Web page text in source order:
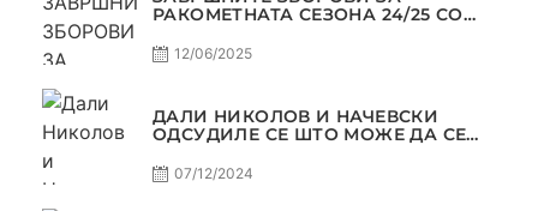
РАКОМЕТНАТА СЕЗОНА 24/25 СО
С4Е11
12/06/2025
ДАЛИ НИКОЛОВ И НАЧЕВСКИ
ОДСУДИЛЕ СЕ ШТО МОЖЕ ДА СЕ
07/12/2024